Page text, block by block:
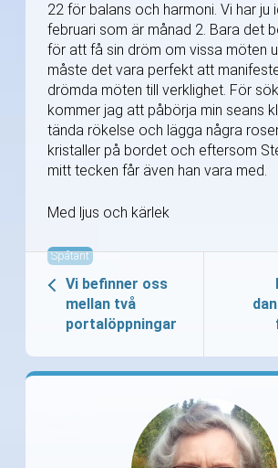
22 för balans och harmoni. Vi har ju
februari som är månad 2. Bara det
för att få sin dröm om vissa möten
måste det vara perfekt att
drömda möten till verklighet. För
kommer jag att påbörja min seans
tända rökelse och lägga några
kristaller på bordet och eftersom
mitt tecken får även han vara med.
Med ljus och kärlek
Spåtant
Vi befinner oss
mellan två
portalöppningar